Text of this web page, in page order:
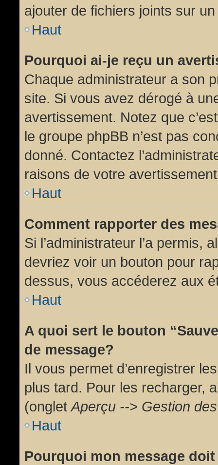
ajouter de fichiers joints sur
Haut
Pourquoi ai-je reçu un
Chaque administrateur a son
site. Si vous avez dérogé à
avertissement. Notez que
le groupe phpBB n’est pas
donné. Contactez
raisons de votre
Haut
Comment rapporter des
Si l’administrateur l’a permis,
devriez voir un bouton pour
dessus, vous accéderez aux
Haut
A quoi sert le bouton
de message?
Il vous permet d’enregistrer
plus tard. Pour les recharger,
(ongletAperçu --> Gestion
Haut
Pourquoi mon message